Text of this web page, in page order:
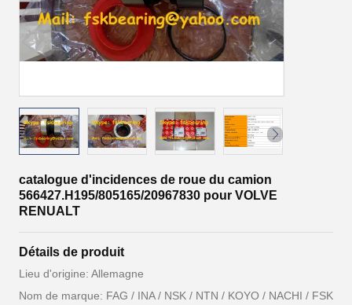
catalogue d'incidences de roue du camion
566427.H195/805165/20967830 pour VOLVE
RENUALT
Détails de produit
Lieu d'origine: Allemagne
Nom de marque: FAG / INA / NSK / NTN / KOYO / NACHI / FSK